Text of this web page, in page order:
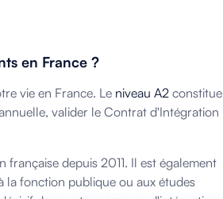
en France ?
vie en France. Le niveau A2 constitue
valider le Contrat d'Intégration
depuis 2011. Il est également
la fonction publique ou aux études